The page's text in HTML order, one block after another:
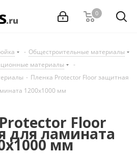
0
- Общестроительные материалы
материалы
-
- Пленка Protector Floor защитная
1200х1000 мм
Floor
для ламината
мм